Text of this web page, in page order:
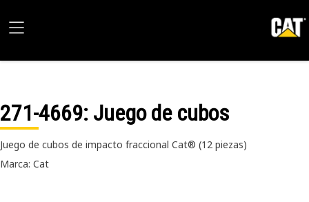
271-4669: Juego de cubos
Juego de cubos de impacto fraccional Cat® (12 piezas)
Marca: Cat